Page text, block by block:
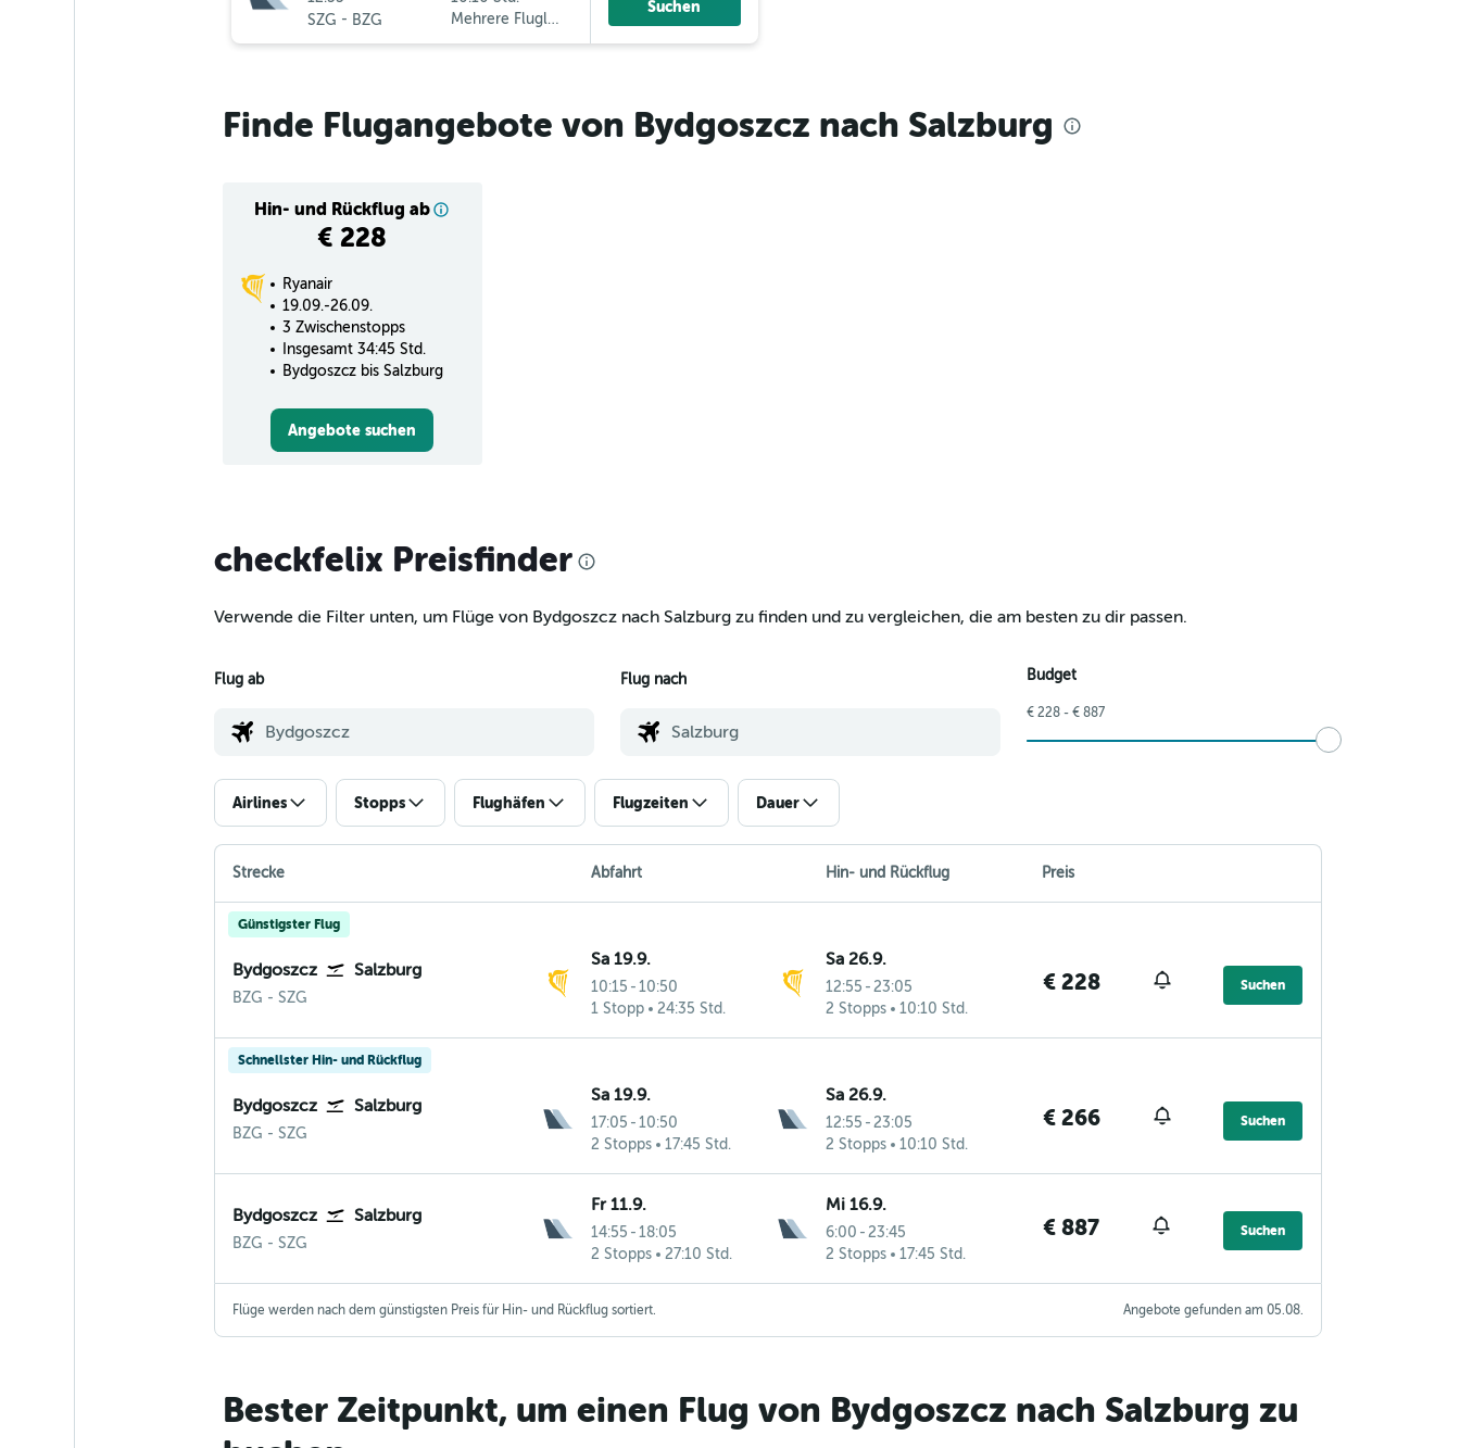
SZG - BZG
Mehrere Fluglinien
Suchen
Finde Flugangebote von Bydgoszcz nach Salzburg
Hin- und Rückflug ab
€ 228
Ryanair
19.09.-26.09.
3 Zwischenstopps
Insgesamt 34:45 Std.
Bydgoszcz bis Salzburg
Angebote suchen
checkfelix Preisfinder
Verwende die Filter unten, um Flüge von Bydgoszcz nach Salzburg zu finden und zu vergleichen, die am besten zu dir passen.
Flug ab Flug nach Budget
€ 228 - € 887
Airlines Stopps Flughäfen Flugzeiten Dauer
Strecke Abfahrt Hin- und Rückflug Preis
Günstigster Flug
Bydgoszcz Salzburg
BZG Bydgoszcz Bromberg
- SZG
Sa 19.9.
10:15 - 10:50
1 Stopp
24:35 Std.
Sa 26.9.
12:55 - 23:05
2 Stopps
10:10 Std.
€ 228 Suchen
Schnellster Hin- und Rückflug
Bydgoszcz Salzburg
BZG Bydgoszcz Bromberg
- SZG
Sa 19.9.
17:05 - 10:50
2 Stopps
17:45 Std.
Sa 26.9.
12:55 - 23:05
2 Stopps
10:10 Std.
€ 266 Suchen
Bydgoszcz Salzburg
BZG Bydgoszcz Bromberg
- SZG
Fr 11.9.
14:55 - 18:05
2 Stopps
27:10 Std.
Mi 16.9.
6:00 - 23:45
2 Stopps
17:45 Std.
€ 887 Suchen
Flüge werden nach dem günstigsten Preis für Hin- und Rückflug sortiert. Angebote gefunden am 05.08.
Bester Zeitpunkt, um einen Flug von Bydgoszcz nach Salzburg zu